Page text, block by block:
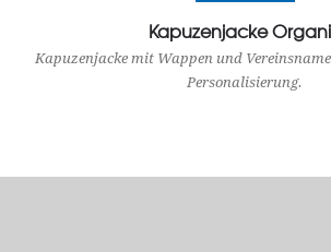
Kapuzenjacke
Kapuzenjacke mit Wappen und
Personalisierung.